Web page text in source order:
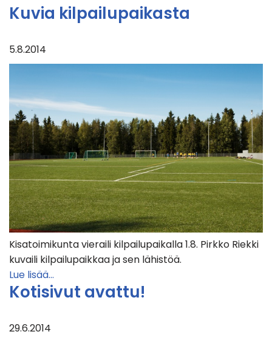
Kuvia kilpailupaikasta
5.8.2014
Kisatoimikunta vieraili kilpailupaikalla 1.8. Pirkko Riekki
kuvaili kilpailupaikkaa ja sen lähistöä.
Lue lisää…
Kotisivut avattu!
29.6.2014